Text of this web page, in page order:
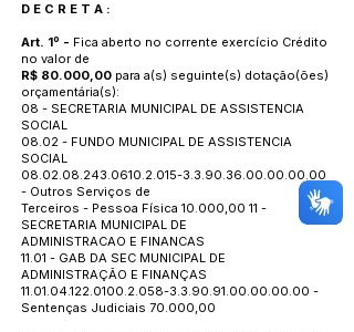
D E C R E T A :
Art. 1º - Fica aberto no corrente exercício Crédito
no valor de
R$ 80.000,00 para a(s) seguinte(s) dotação(ões)
orçamentária(s):
08 - SECRETARIA MUNICIPAL DE ASSISTENCIA
SOCIAL
08.02 - FUNDO MUNICIPAL DE ASSISTENCIA
SOCIAL
08.02.08.243.0610.2.015-3.3.90.36.00.00.00.00
- Outros Serviços de
Terceiros - Pessoa Física 10.000,00 11 -
SECRETARIA MUNICIPAL DE
ADMINISTRACAO E FINANCAS
11.01 - GAB DA SEC MUNICIPAL DE
ADMINISTRAÇÃO E FINANÇAS
11.01.04.122.0100.2.058-3.3.90.91.00.00.00.00 -
Sentenças Judiciais 70.000,00